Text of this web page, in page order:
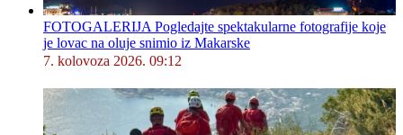
FOTOGALERIJA Pogledajte spektakularne fotografije koje
je lovac na oluje snimio iz Makarske
7. kolovoza 2026. 09:12